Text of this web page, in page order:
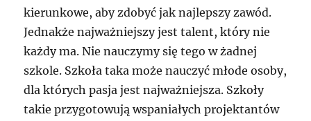
kierunkowe, aby zdobyć jak najlepszy zawód.
Jednakże najważniejszy jest talent, który nie
każdy ma. Nie nauczymy się tego w żadnej
szkole. Szkoła taka może nauczyć młode osoby,
dla których pasja jest najważniejsza. Szkoły
takie przygotowują wspaniałych projektantów